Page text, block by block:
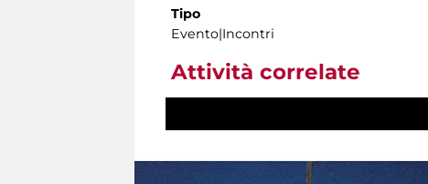
Tipo
Evento|Incontri
Attività correlate